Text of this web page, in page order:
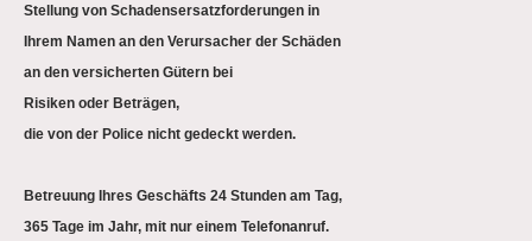
Stellung von Schadensersatzforderungen in
Ihrem Namen an den Verursacher der Schäden
an den versicherten Gütern bei
Risiken oder Beträgen,
die von der Police nicht gedeckt werden.
Betreuung Ihres Geschäfts 24 Stunden am Tag,
365 Tage im Jahr, mit nur einem Telefonanruf.